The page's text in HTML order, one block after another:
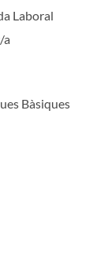
Laboral
a
Bàsiques